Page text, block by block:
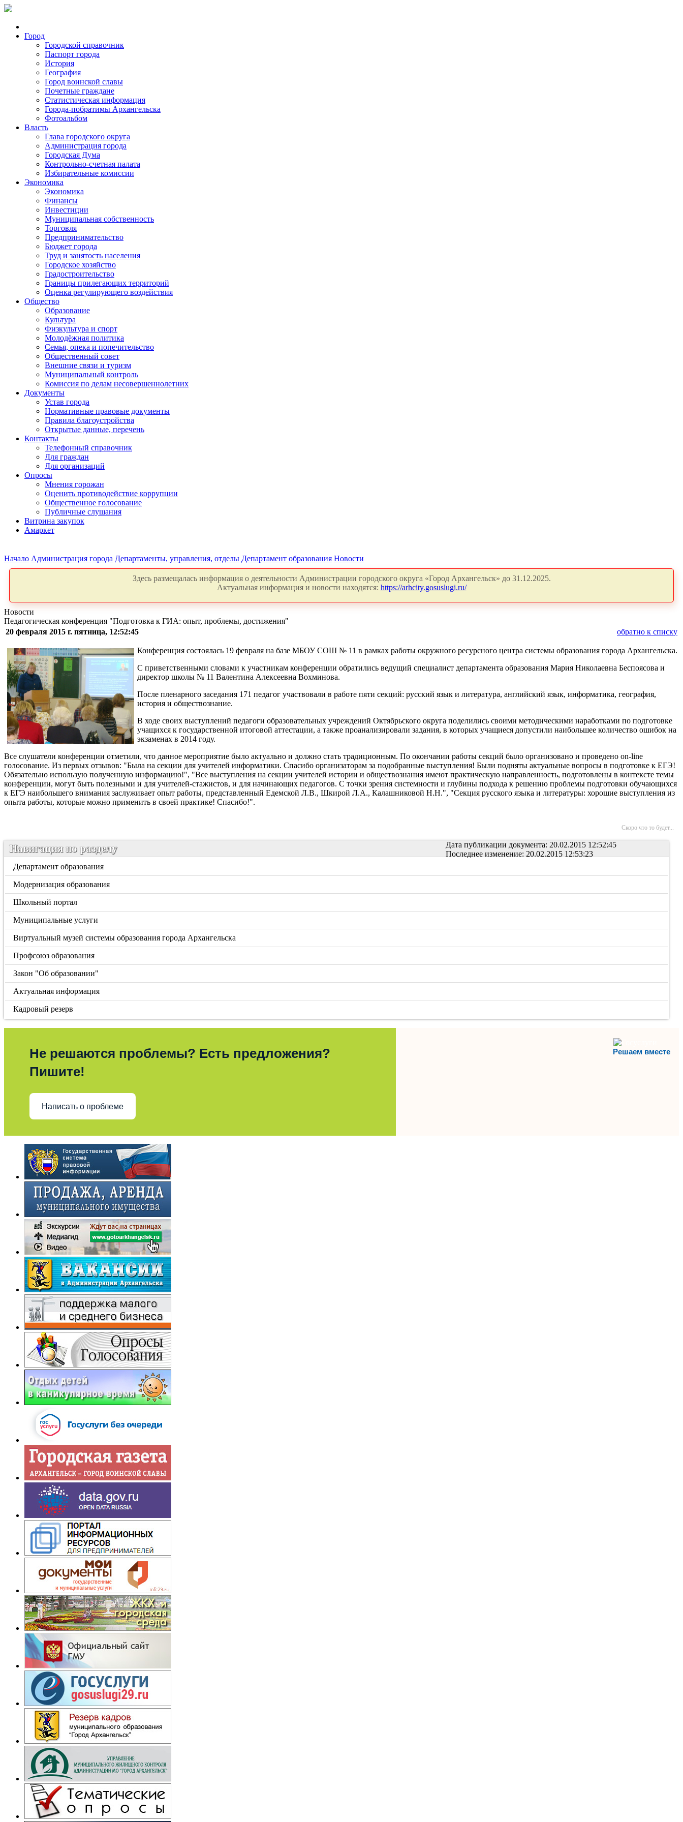
Город
Городской справочник
Паспорт города
История
География
Город воинской славы
Почетные граждане
Статистическая информация
Города-побратимы Архангельска
Фотоальбом
Власть
Глава городского округа
Администрация города
Городская Дума
Контрольно-счетная палата
Избирательные комиссии
Экономика
Экономика
Финансы
Инвестиции
Муниципальная собственность
Торговля
Предпринимательство
Бюджет города
Труд и занятость населения
Городское хозяйство
Градостроительство
Границы прилегающих территорий
Оценка регулирующего воздействия
Общество
Образование
Культура
Физкультура и спорт
Молодёжная политика
Семья, опека и попечительство
Общественный совет
Внешние связи и туризм
Муниципальный контроль
Комиссия по делам несовершеннолетних
Документы
Устав города
Нормативные правовые документы
Правила благоустройства
Открытые данные, перечень
Контакты
Телефонный справочник
Для граждан
Для организаций
Опросы
Мнения горожан
Оценить противодействие коррупции
Общественное голосование
Публичные слушания
Витрина закупок
Амаркет
Начало Администрация города Департаменты, управления, отделы Департамент образования Новости
Здесь размещалась информация о деятельности Администрации городского округа «Город Архангельск» до 31.12.2025.
Актуальная информация и новости находятся: https://arhcity.gosuslugi.ru/
Новости
Педагогическая конференция "Подготовка к ГИА: опыт, проблемы, достижения"
20 февраля 2015 г. пятница, 12:52:45
обратно к списку
Конференция состоялась 19 февраля на базе МБОУ СОШ № 11 в рамках работы окружного ресурсного центра системы образования города Архангельска.
С приветственными словами к участникам конференции обратились ведущий специалист департамента образования Мария Николаевна Беспоясова и
директор школы № 11 Валентина Алексеевна Вохминова.
После пленарного заседания 171 педагог участвовали в работе пяти секций: русский язык и литература, английский язык, информатика, география,
история и обществознание.
В ходе своих выступлений педагоги образовательных учреждений Октябрьского округа поделились своими методическими наработками по подготовке
учащихся к государственной итоговой аттестации, а также проанализировали задания, в которых учащиеся допустили наибольшее количество ошибок на
экзаменах в 2014 году.
Все слушатели конференции отметили, что данное мероприятие было актуально и должно стать традиционным. По окончании работы секций было организовано и проведено on-line
голосование. Из первых отзывов: "Была на секции для учителей информатики. Спасибо организаторам за подобранные выступления! Были подняты актуальные вопросы в подготовке к ЕГЭ!
Обязательно использую полученную информацию!", "Все выступления на секции учителей истории и обществознания имеют практическую направленность, подготовлены в контексте темы
конференции, могут быть полезными и для учителей-стажистов, и для начинающих педагогов. С точки зрения системности и глубины подхода к решению проблемы подготовки обучающихся
к ЕГЭ наибольшего внимания заслуживает опыт работы, представленный Едемской Л.В., Шкирой Л.А., Калашниковой Н.Н.", "Секция русского языка и литературы: хорошие выступления из
опыта работы, которые можно применить в своей практике! Спасибо!".
Скоро что то будет...
Дата публикации документа: 20.02.2015 12:52:45
Последнее изменение: 20.02.2015 12:53:23
Навигация по разделу
Департамент образования
Модернизация образования
Школьный портал
Муниципальные услуги
Виртуальный музей системы образования города Архангельска
Профсоюз образования
Закон "Об образовании"
Актуальная информация
Кадровый резерв
Решаем вместе
Не решаются проблемы? Есть предложения?
Пишите!
Написать о проблеме